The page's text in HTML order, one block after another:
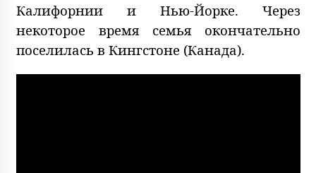
Калифорнии и Нью-Йорке. Через
некоторое время семья окончательно
поселилась в Кингстоне (Канада).